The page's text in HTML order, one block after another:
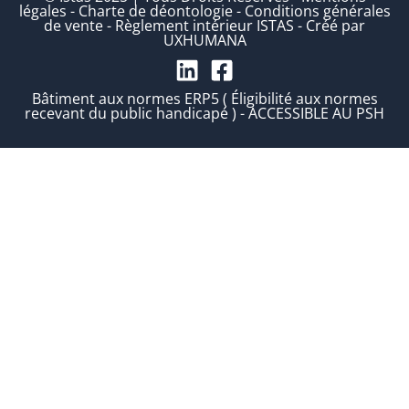
légales - Charte de déontologie- Conditions générales
de vente- Règlement intérieur ISTAS - Créé par
UXHUMANA
Bâtiment aux normes ERP5 ( Éligibilité aux normes
recevant du public handicapé ) - ACCESSIBLE AU PSH